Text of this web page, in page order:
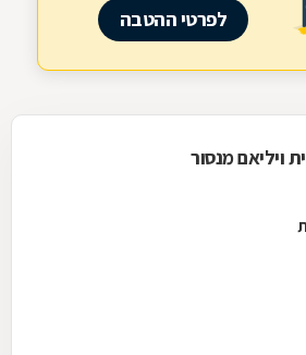
לפרטי ההטבה
ויליאם מנסור